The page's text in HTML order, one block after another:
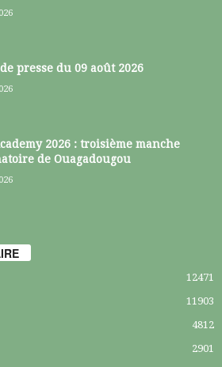
presse du 09 août 2026
2026 : troisième manche
de Ouagadougou
12471
11903
4812
2901